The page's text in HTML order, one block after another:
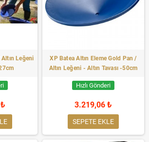
Leğeni
XP Batea Altın Eleme Gold Pan /
Altın Leğeni - Altın Tavası -50cm
Hızlı Gönderi
3.219,06 ₺
SEPETE EKLE